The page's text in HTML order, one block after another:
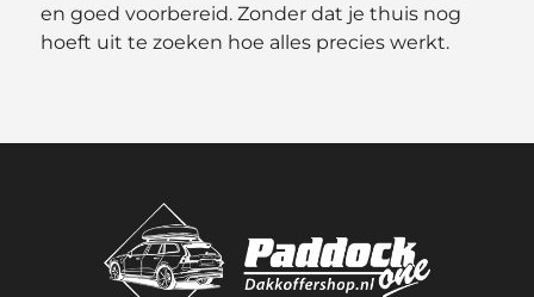
en goed voorbereid. Zonder dat je thuis nog
hoeft uit te zoeken hoe alles precies werkt.